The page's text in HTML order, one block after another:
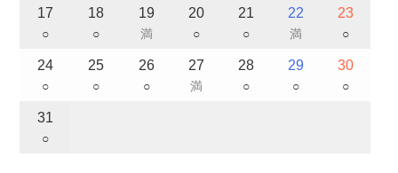
17
○
18
○
19
満
20
○
21
○
22
満
23
○
24
○
25
○
26
○
27
満
28
○
29
○
30
○
31
○